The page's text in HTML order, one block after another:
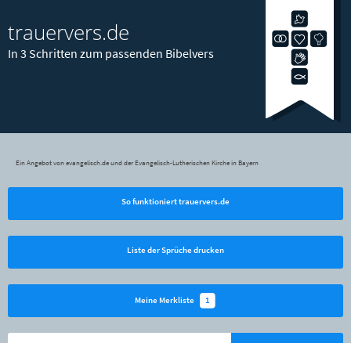
trauervers.de
In 3 Schritten zum passenden Bibelvers
Ein Angebot von evangelisch.de und der Evangelisch-Lutherischen Kirche in Bayern
So funktioniert trauervers.de
Liste der Sprüche drucken
Meine Merkliste 1